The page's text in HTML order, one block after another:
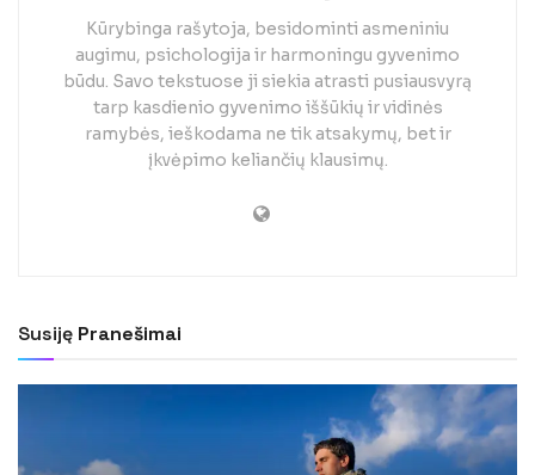
Kūrybinga rašytoja, besidominti asmeniniu
augimu, psichologija ir harmoningu gyvenimo
būdu. Savo tekstuose ji siekia atrasti pusiausvyrą
tarp kasdienio gyvenimo iššūkių ir vidinės
ramybės, ieškodama ne tik atsakymų, bet ir
įkvėpimo keliančių klausimų.
Susiję Pranešimai